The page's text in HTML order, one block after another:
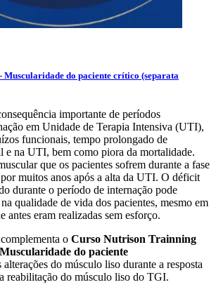
do paciente crítico (separata
importante de períodos
em Unidade de Terapia Intensiva (UTI),
funcionais, tempo prolongado de
e na UTI, bem como piora da mortalidade.
que os pacientes sofrem durante a fase
muitos anos após a alta da UTI. O déficit
durante o período de internação pode
qualidade de vida dos pacientes, mesmo em
antes eram realizadas sem esforço.
o Curso Nutrison Trainning
do paciente
alterações do músculo liso durante a resposta
reabilitação do músculo liso do TGI.